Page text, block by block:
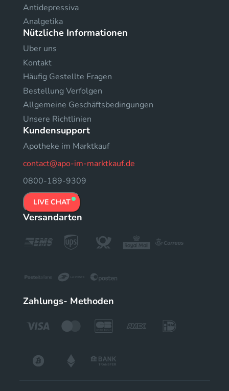
Antidepressiva
Analgetika
Nützliche Informationen
Uber uns
Kontakt
Häufig Gestellte Fragen
Bestellung Verfolgen
Allgemeine Geschäftsbedingungen
Unsere Richtlinien
Kundensupport
Apotheke im Marktkauf
contact@apo-im-marktkauf.de
0800-189-9309
LIVE CHAT
Versandarten
Zahlungs- Methoden